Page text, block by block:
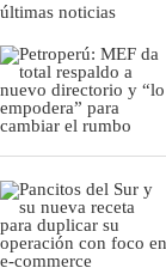
últimas noticias